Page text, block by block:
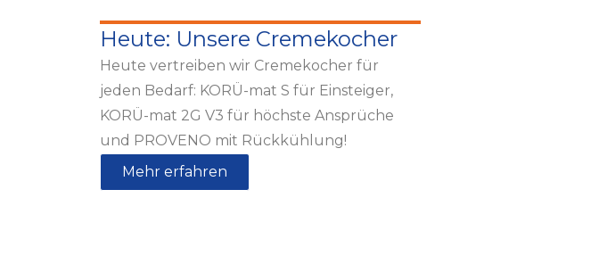
Heute: Unsere Cremekocher
Heute vertreiben wir Cremekocher für
jeden Bedarf: KORÜ-mat S für Einsteiger,
KORÜ-mat 2G V3 für höchste Ansprüche
und PROVENO mit Rückkühlung!
Mehr erfahren